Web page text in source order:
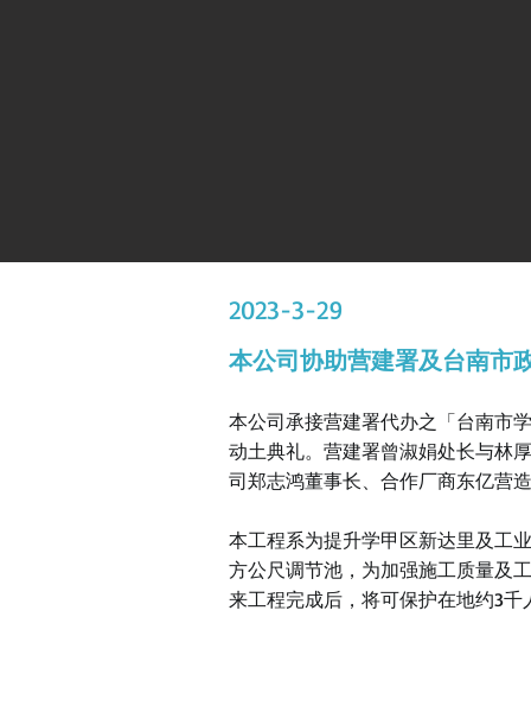
2023-3-29
本公司协助营建署及台南市
本公司承接营建署代办之「台南市
动土典礼。营建署曾淑娟处长与林
司郑志鸿董事长、合作厂商东亿营
本工程系为提升学甲区新达里及工
方公尺调节池，为加强施工质量及
来工程完成后，将可保护在地约3